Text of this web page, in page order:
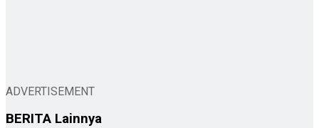
ADVERTISEMENT
BERITA Lainnya